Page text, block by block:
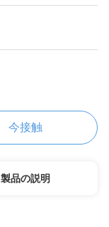
今接触
製品の説明